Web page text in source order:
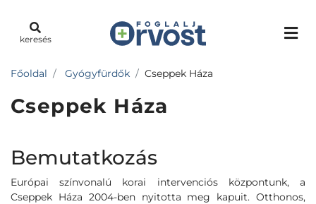
keresés
Főoldal Gyógyfürdők Cseppek Háza
Cseppek Háza
Bemutatkozás
Európai színvonalú korai intervenciós központunk, a
Cseppek Háza 2004-ben nyitotta meg kapuit. Otthonos,